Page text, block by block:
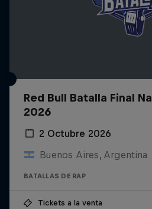
Red Bull Batalla Final
2026
2 Octubre 2026
Buenos Aires, Argentina
BATALLAS DE RAP
Tickets a la venta